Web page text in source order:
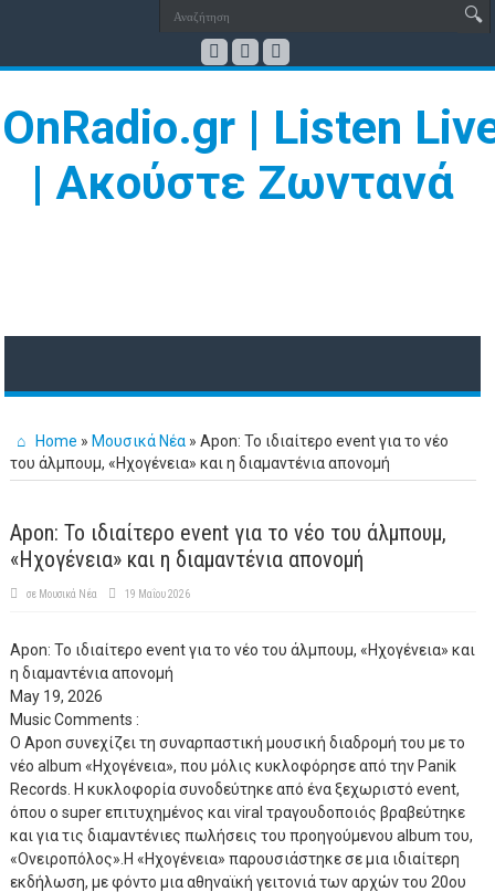
Home » Μουσικά Νέα » Apon: Το ιδιαίτερο event για το νέο
του άλμπουμ, «Ηχογένεια» και η διαμαντένια απονομή
Apon: Το ιδιαίτερο event για το νέο του άλμπουμ,
«Ηχογένεια» και η διαμαντένια απονομή
σε Μουσικά Νέα 19 Μαΐου 2026
Apon: Το ιδιαίτερο event για το νέο του άλμπουμ, «Ηχογένεια» και
η διαμαντένια απονομή
May 19, 2026
MusicComments :
O Apon συνεχίζει τη συναρπαστική μουσική διαδρομή του με το
νέο album «Ηχογένεια», που μόλις κυκλοφόρησε από την Panik
Records. Η κυκλοφορία συνοδεύτηκε από ένα ξεχωριστό event,
όπου ο super επιτυχημένος και viral τραγουδοποιός βραβεύτηκε
και για τις διαμαντένιες πωλήσεις του προηγούμενου album του,
«Ονειροπόλος».Η «Ηχογένεια» παρουσιάστηκε σε μια ιδιαίτερη
εκδήλωση, με φόντο μια αθηναϊκή γειτονιά των αρχών του 20ου